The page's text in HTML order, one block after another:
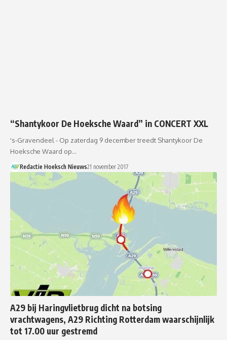
“Shantykoor De Hoeksche Waard” in CONCERT XXL
's-Gravendeel - Op zaterdag 9 december treedt Shantykoor De
Hoeksche Waard op…
Redactie Hoeksch Nieuws21 november 2017
A29 bij Haringvlietbrug dicht na botsing
vrachtwagens, A29 Richting Rotterdam waarschijnlijk
tot 17.00 uur gestremd